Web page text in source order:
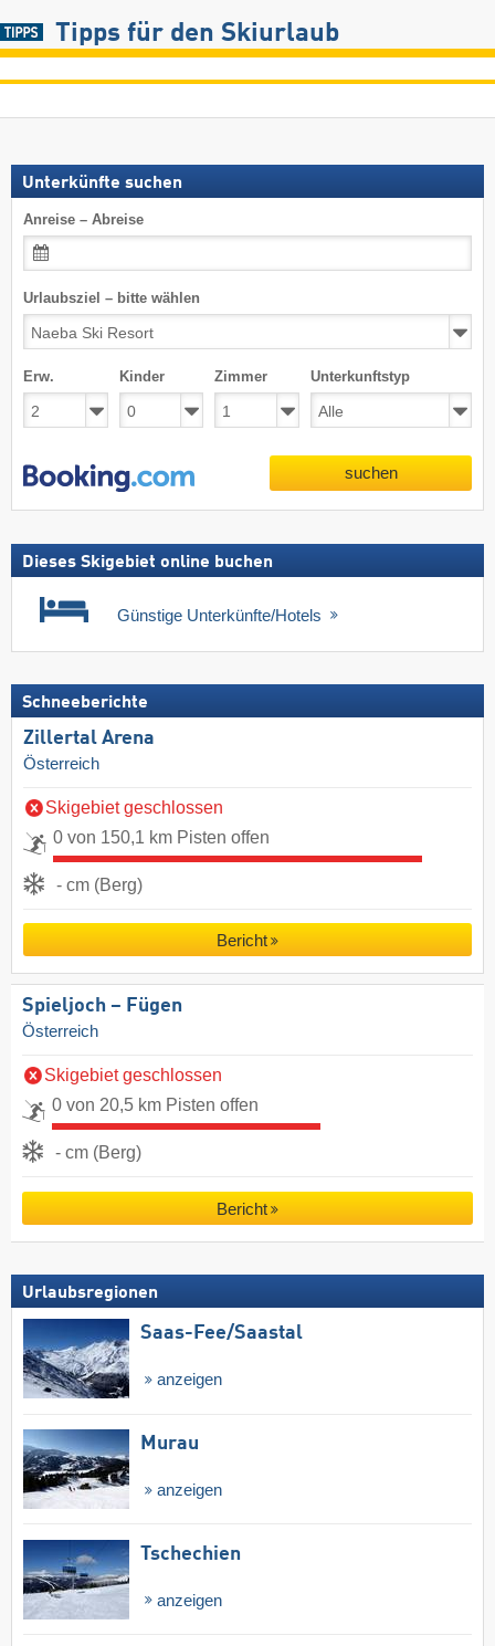
Tipps für den Skiurlaub
Unterkünfte suchen
Anreise – Abreise
Urlaubsziel – bitte wählen
Erw. Kinder Zimmer Unterkunftstyp
suchen
Dieses Skigebiet online buchen
Günstige Unterkünfte/Hotels
Schneeberichte
Zillertal Arena
Österreich
Skigebiet geschlossen
0 von 150,1 km Pisten offen
- cm (Berg)
Bericht
Spieljoch – Fügen
Österreich
Skigebiet geschlossen
0 von 20,5 km Pisten offen
- cm (Berg)
Bericht
Urlaubsregionen
Saas-Fee/​Saastal
anzeigen
Murau
anzeigen
Tschechien
anzeigen